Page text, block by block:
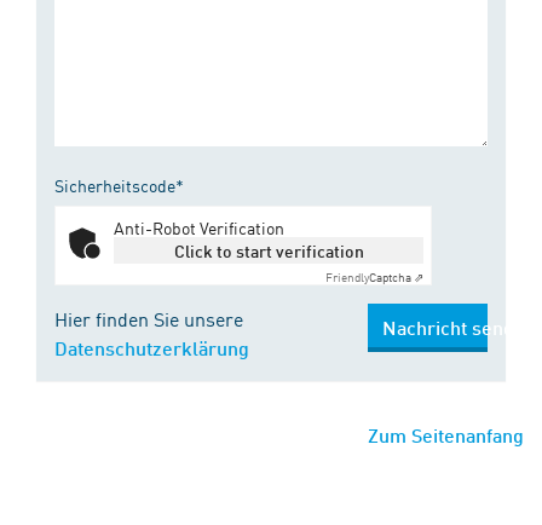
Sicherheitscode*
Anti-Robot Verification
Click to start verification
FriendlyCaptcha ⇗
Hier finden Sie unsere
Datenschutzerklärung
Nachricht senden
Zum Seitenanfang